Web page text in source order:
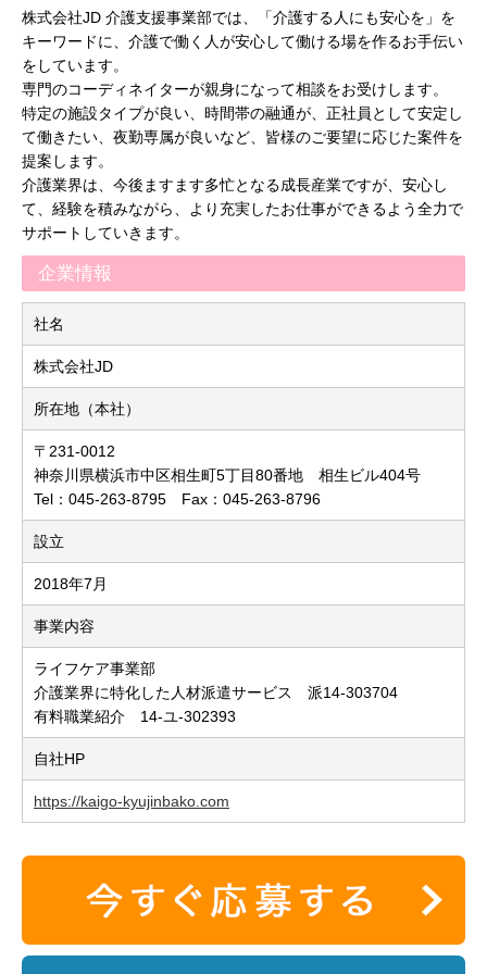
株式会社JD 介護支援事業部では、「介護する人にも安心を」を
キーワードに、介護で働く人が安心して働ける場を作るお手伝い
をしています。
専門のコーディネイターが親身になって相談をお受けします。
特定の施設タイプが良い、時間帯の融通が、正社員として安定し
て働きたい、夜勤専属が良いなど、皆様のご要望に応じた案件を
提案します。
介護業界は、今後ますます多忙となる成長産業ですが、安心し
て、経験を積みながら、より充実したお仕事ができるよう全力で
サポートしていきます。
企業情報
社名
株式会社JD
所在地（本社）
〒231-0012
神奈川県横浜市中区相生町5丁目80番地 相生ビル404号
Tel：045-263-8795 Fax：045-263-8796
設立
2018年7月
事業内容
ライフケア事業部
介護業界に特化した人材派遣サービス 派14-303704
有料職業紹介 14-ユ-302393
自社HP
https://kaigo-kyujinbako.com